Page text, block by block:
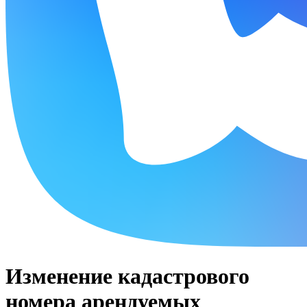
Изменение кадастрового
номера арендуемых